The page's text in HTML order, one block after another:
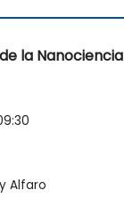
la Nanociencia
Alfaro